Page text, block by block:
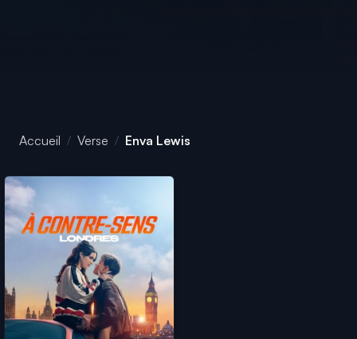
Accueil Verse Enva Lewis